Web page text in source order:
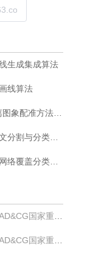
生成集成算法
线算法
配准方法研究
割与分类算法
覆盖分类算法
国家重点实验室
国家重点实验室